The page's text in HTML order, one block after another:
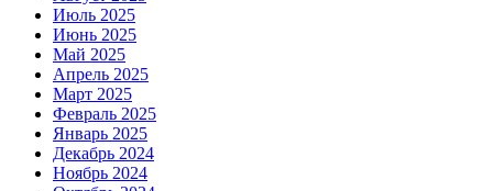
Июль 2025
Июнь 2025
Май 2025
Апрель 2025
Март 2025
Февраль 2025
Январь 2025
Декабрь 2024
Ноябрь 2024